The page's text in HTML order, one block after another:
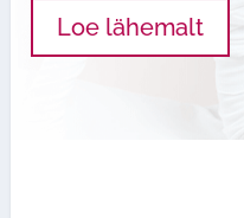
Loe lähemalt